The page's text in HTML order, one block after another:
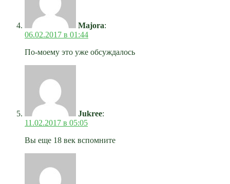
Majora:
06.02.2017 в 01:44
По-моему это уже обсуждалось
Jukree:
11.02.2017 в 05:05
Вы еще 18 век вспомните